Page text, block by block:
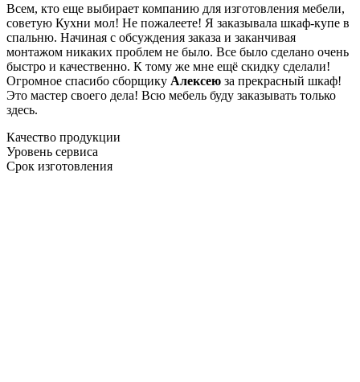
Всем, кто еще выбирает компанию для изготовления мебели,
советую Кухни мол! Не пожалеете! Я заказывала шкаф-купе в
спальню. Начиная с обсуждения заказа и заканчивая
монтажом никаких проблем не было. Все было сделано очень
быстро и качественно. К тому же мне ещё скидку сделали!
Огромное спасибо сборщику Алексею за прекрасный шкаф!
Это мастер своего дела! Всю мебель буду заказывать только
здесь.
Качество продукции
Уровень сервиса
Срок изготовления